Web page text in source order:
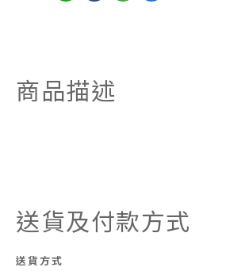
商品描述
送貨及付款方式
送貨方式